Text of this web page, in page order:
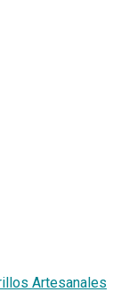
Artesanales